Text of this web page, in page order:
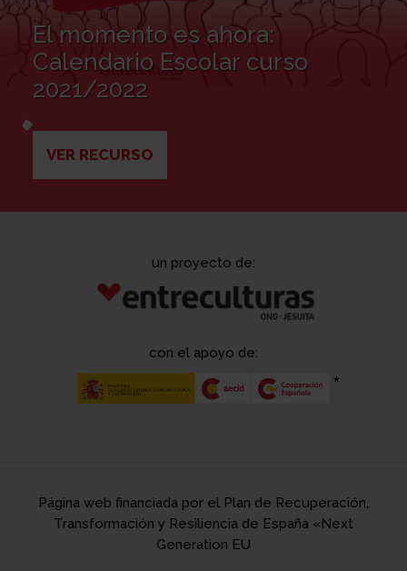
El momento es ahora:
Calendario Escolar curso
2021/2022
VER RECURSO
un proyecto de:
con el apoyo de:
Página web financiada por el Plan de Recuperación,
Transformación y Resiliencia de España «Next
Generation EU